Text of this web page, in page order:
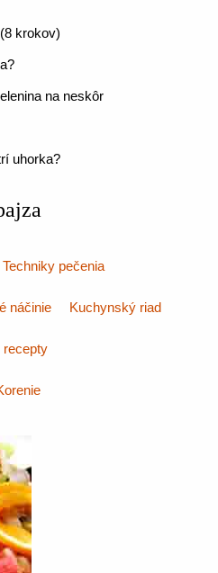
krokov)
na neskôr
uhorka?
Techniky pečenia
náčinie Kuchynský riad
recepty